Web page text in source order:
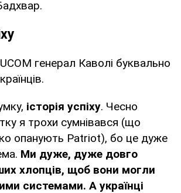
генерал Каволі буквально
історія успіху. Чесно
я трохи сумнівався (що
опанують Patriot), бо це дуже
Ми дуже, дуже довго
хлопців, щоб вони могли
системами. А українці